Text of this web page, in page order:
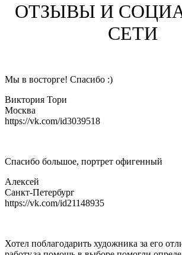
ОТЗЫВЫ И
СЕТИ
Мы в восторге! Спасибо :)
Виктория Тори
Москва
https://vk.com/id3039518
Спасибо большое, портрет офигенный
Алексей
Санкт-Петербург
https://vk.com/id21148935
Хотел поблагодарить художника за его